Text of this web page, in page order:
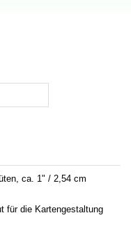
ca. 1" / 2,54 cm
für die Kartengestaltung